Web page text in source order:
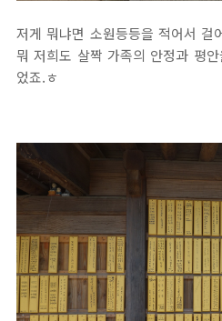
저게 뭐냐면 소원등등을 적어서 걸
뭐 저희도 살짝 가족의 안정과 평
었죠.ㅎ